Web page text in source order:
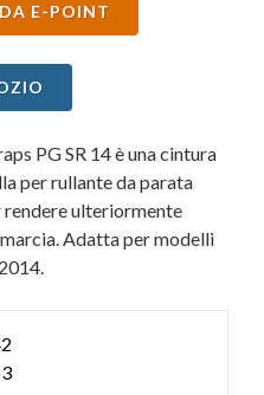
E-POINT
PG SR 14 è una cintura
per rullante da parata
rendere ulteriormente
Adatta per modelli